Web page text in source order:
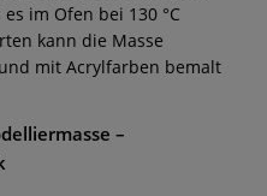
im Ofen bei 130 °C
kann die Masse
mit Acrylfarben bemalt
–